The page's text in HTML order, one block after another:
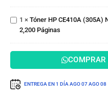
– 2,600
Páginas
M451dw,
M475dw
– 2,200
1 × Tóner HP CE410A (305A)
2,200 Páginas
ENTREGA EN 1 DÍAAGO 07AGO 08